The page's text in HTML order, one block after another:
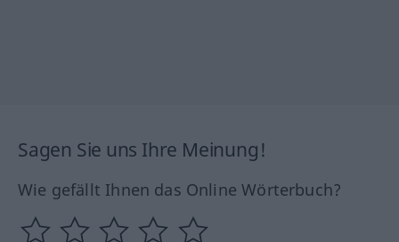
Sagen Sie uns Ihre Meinung!
Wie gefällt Ihnen das Online Wörterbuch?